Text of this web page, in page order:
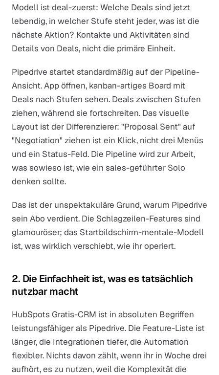
Modell ist deal-zuerst: Welche Deals sind jetzt
lebendig, in welcher Stufe steht jeder, was ist die
nächste Aktion? Kontakte und Aktivitäten sind
Details von Deals, nicht die primäre Einheit.
Pipedrive startet standardmäßig auf der Pipeline-
Ansicht. App öffnen, kanban-artiges Board mit
Deals nach Stufen sehen. Deals zwischen Stufen
ziehen, während sie fortschreiten. Das visuelle
Layout ist der Differenzierer: "Proposal Sent" auf
"Negotiation" ziehen ist ein Klick, nicht drei Menüs
und ein Status-Feld. Die Pipeline wird zur Arbeit,
was sowieso ist, wie ein sales-geführter Solo
denken sollte.
Das ist der unspektakuläre Grund, warum Pipedrive
sein Abo verdient. Die Schlagzeilen-Features sind
glamouröser; das Startbildschirm-mentale-Modell
ist, was wirklich verschiebt, wie ihr operiert.
2. Die Einfachheit ist, was es tatsächlich
nutzbar macht
HubSpots Gratis-CRM ist in absoluten Begriffen
leistungsfähiger als Pipedrive. Die Feature-Liste ist
länger, die Integrationen tiefer, die Automation
flexibler. Nichts davon zählt, wenn ihr in Woche drei
aufhört, es zu nutzen, weil die Komplexität die